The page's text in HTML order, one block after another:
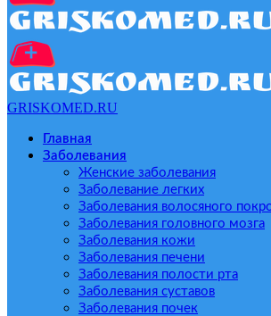
GRISKOMED.RU
Главная
Заболевания
Женские заболевания
Заболевание легких
Заболевания волосяного
Заболевания головного мозга
Заболевания кожи
Заболевания печени
Заболевания полости рта
Заболевания суставов
Заболевания почек